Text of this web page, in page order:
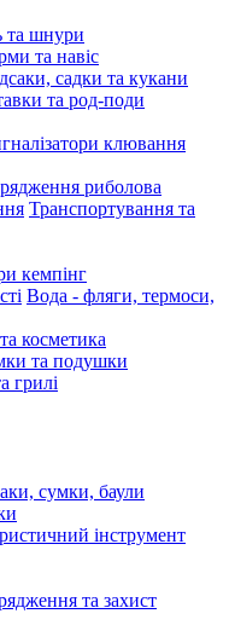
та шнури
та навіс
садки та кукани
та род-поди
клювання
риболова
Транспортування та
кемпінг
Вода - фляги, термоси,
косметика
та подушки
грилі
сумки, баули
інструмент
та захист